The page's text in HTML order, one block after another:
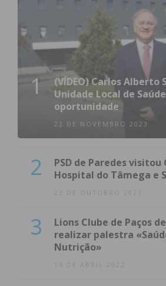
1
(VÍDEO) Carlos Alberto
Unidade Local de
oportunidade
23 DE NOVEMBRO 2023
2
PSD de Paredes visitou
Hospital do Tâmega e
23 DE OUTUBRO 2023
3
Lions Clube de Paços
realizar palestra
Nutrição»
14 DE ABRIL 2022